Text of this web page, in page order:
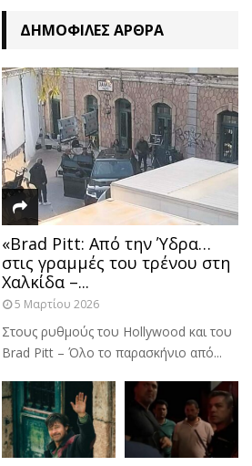
ΔΗΜΟΦΙΛΈΣ ΆΡΘΡΑ
«Brad Pitt: Από την Ύδρα…
στις γραμμές του τρένου στη
Χαλκίδα –...
5 Μαρτίου 2026
Στους ρυθμούς του Hollywood και του
Brad Pitt – Όλο το παρασκήνιο από...